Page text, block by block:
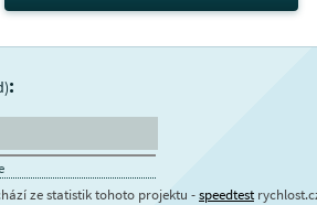
:
ze statistik tohoto projektu -speedtest